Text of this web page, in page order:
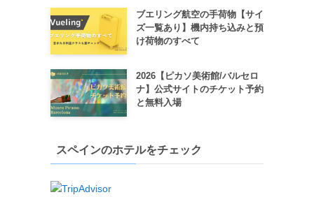
ブエリング航空の手荷物【サイ
ズ一覧あり】機内持ち込みと預
け荷物のすべて
2026【ピカソ美術館/バルセロ
ナ】公式サイトのチケット予約
と無料入場
スペインのホテルをチェック